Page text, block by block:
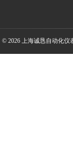
© 2026 上海诚恳自动化仪